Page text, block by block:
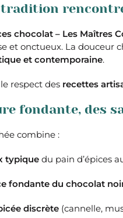
tradition
chocolat – Les Maîtres
et onctueux. La douceur
et contemporaine.
respect des recettes
fondante, des
combine :
typique du pain d’épices
fondante du chocolat
discrète (cannelle,